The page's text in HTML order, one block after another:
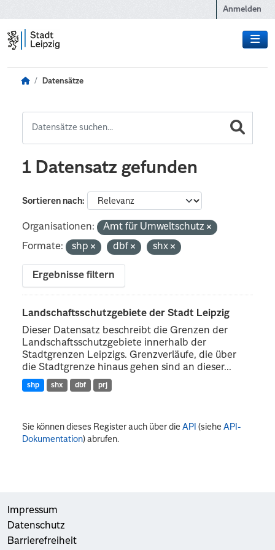
Anmelden
Datensätze
1 Datensatz gefunden
Sortieren nach
Organisationen:
Amt für Umweltschutz
Formate:
shp dbf shx
Ergebnisse filtern
Landschaftsschutzgebiete der Stadt Leipzig
Dieser Datensatz beschreibt die Grenzen der
Landschaftsschutzgebiete innerhalb der
Stadtgrenzen Leipzigs. Grenzverläufe, die über
die Stadtgrenze hinaus gehen sind an dieser...
shp shx dbf prj
Sie können dieses Register auch über dieAPI (sieheAPI-
Dokumentation) abrufen.
Impressum
Datenschutz
Barrierefreiheit